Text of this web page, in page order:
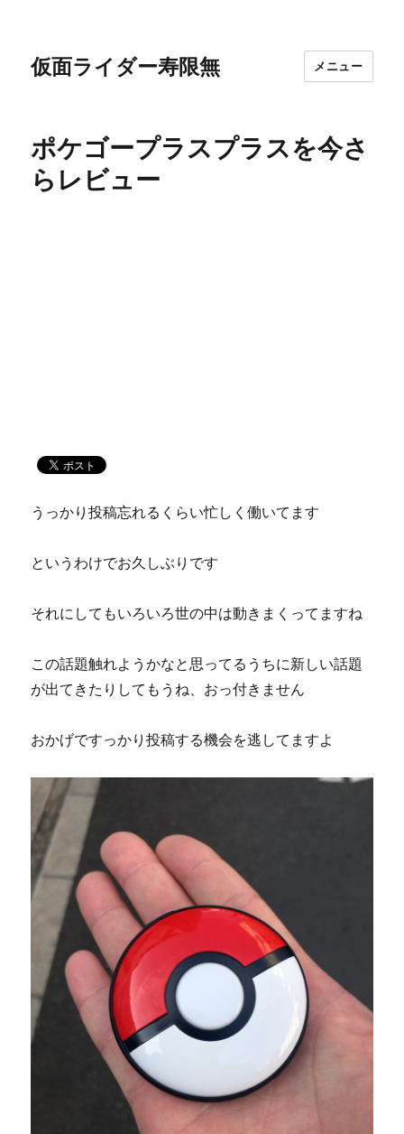
仮面ライダー寿限無 メニュー
ポケゴープラスプラスを今さ
らレビュー
うっかり投稿忘れるくらい忙しく働いてます
というわけでお久しぶりです
それにしてもいろいろ世の中は動きまくってますね
この話題触れようかなと思ってるうちに新しい話題
が出てきたりしてもうね、おっ付きません
おかげですっかり投稿する機会を逃してますよ